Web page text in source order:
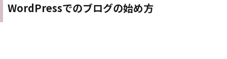
WordPressでのブログの始め方